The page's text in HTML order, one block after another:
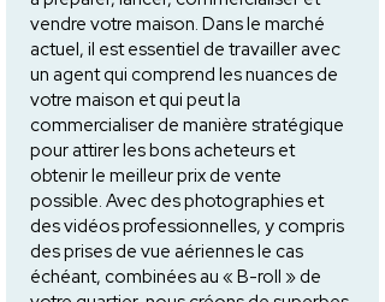
vendre votre maison. Dans le marché
actuel, il est essentiel de travailler avec
un agent qui comprend les nuances de
votre maison et qui peut la
commercialiser de manière stratégique
pour attirer les bons acheteurs et
obtenir le meilleur prix de vente
possible. Avec des photographies et
des vidéos professionnelles, y compris
des prises de vue aériennes le cas
échéant, combinées au « B-roll » de